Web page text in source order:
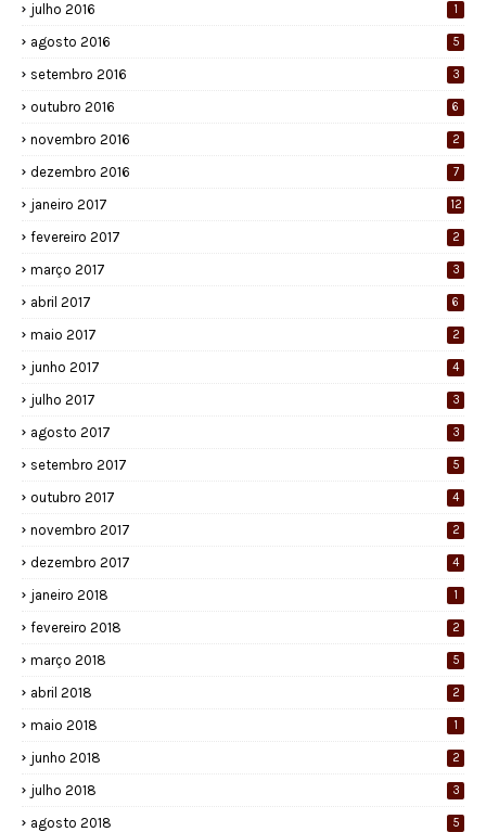
julho 2016 1
agosto 2016 5
setembro 2016 3
outubro 2016 6
novembro 2016 2
dezembro 2016 7
janeiro 2017 12
fevereiro 2017 2
março 2017 3
abril 2017 6
maio 2017 2
junho 2017 4
julho 2017 3
agosto 2017 3
setembro 2017 5
outubro 2017 4
novembro 2017 2
dezembro 2017 4
janeiro 2018 1
fevereiro 2018 2
março 2018 5
abril 2018 2
maio 2018 1
junho 2018 2
julho 2018 3
agosto 2018 5